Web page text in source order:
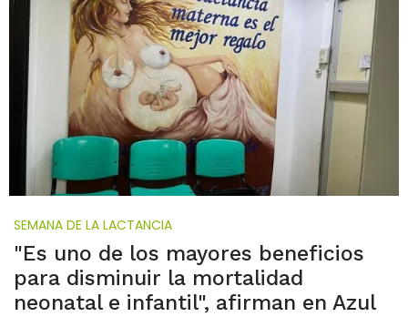
SEMANA DE LA LACTANCIA
"Es uno de los mayores beneficios
para disminuir la mortalidad
neonatal e infantil", afirman en Azul